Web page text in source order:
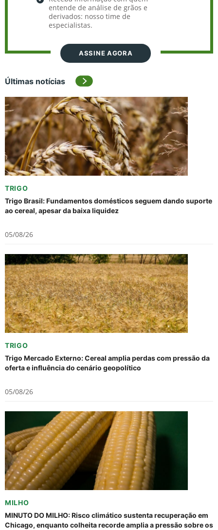
entende de análise de grãos e
derivados: nosso time de
especialistas.
ASSINE AGORA
Últimas notícias
TRIGO
Trigo Brasil: Fundamentos domésticos seguem dando suporte
ao cereal, apesar da baixa liquidez
05/08/26
TRIGO
Trigo Mercado Externo: Cereal amplia perdas com pressão da
oferta e influência do cenário geopolítico
05/08/26
MILHO
MINUTO DO MILHO: Risco climático sustenta recuperação em
Chicago, enquanto colheita recorde amplia a pressão sobre os